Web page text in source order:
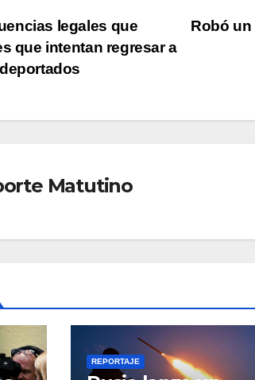
Robó un
legales que
que intentan regresar a
Matutino
REPORTAJE